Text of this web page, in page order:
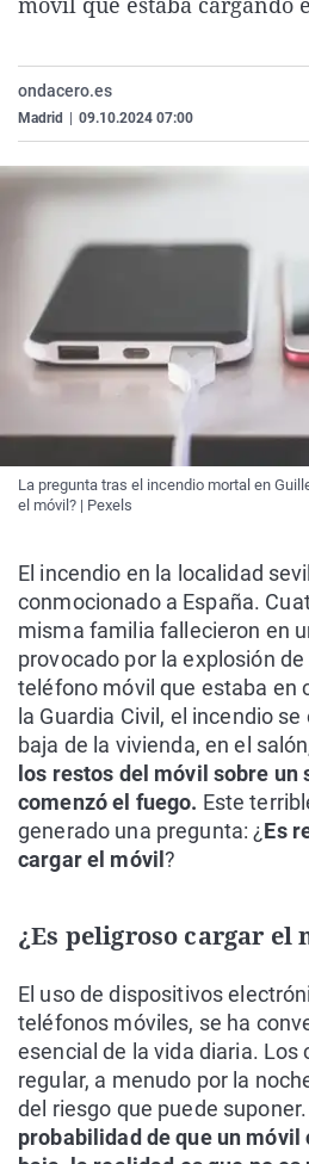
ondacero.es
Madrid 09.10.2024 07:00
La pregunta tras el incendio mortal en
el móvil? | Pexels
El incendio en la localidad
conmocionado a España.
misma familia fallecieron en
provocado por la explosión
teléfono móvil que estaba en
la Guardia Civil, el incendio
baja de la vivienda, en el
los restos del móvil sobre un
comenzó el fuego. Este
generado una pregunta: ¿ Es
cargar el móvil?
¿Es peligroso cargar el
El uso de dispositivos
teléfonos móviles, se ha
esencial de la vida diaria. Los
regular, a menudo por la
del riesgo que puede
probabilidad de que un móvil